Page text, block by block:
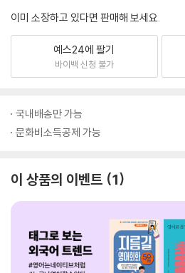
이미 소장하고 있다면 판매해 보세요.
예스24에 팔기
바이백 신청 불가
국내배송만 가능
문화비소득공제 가능
이 상품의 이벤트 1